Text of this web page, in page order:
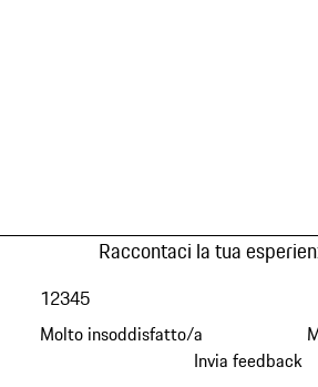
Raccontaci la tua
Molto insoddisfatto/a
12345
Invia feedback